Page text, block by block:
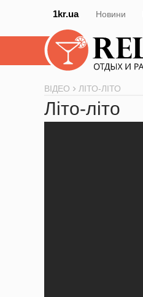
1kr.ua Новини
ВІДЕО ЛІТО-ЛІТО
Літо-літо